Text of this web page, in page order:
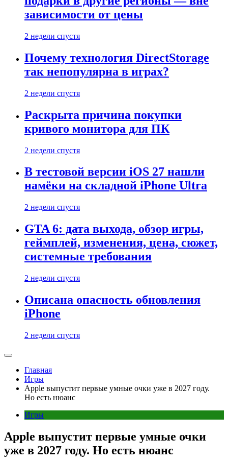
зависимости от цены
2 недели спустя
Почему технология DirectStorage
так непопулярна в играх?
2 недели спустя
Раскрыта причина покупки
кривого монитора для ПК
2 недели спустя
В тестовой версии iOS 27 нашли
намёки на складной iPhone Ultra
2 недели спустя
GTA 6: дата выхода, обзор игры,
геймплей, изменения, цена, сюжет,
системные требования
2 недели спустя
Описана опасность обновления
iPhone
2 недели спустя
Главная
Игры
Apple выпустит первые умные очки уже в 2027 году.
Но есть нюанс
Игры
Apple выпустит первые умные очки
уже в 2027 году. Но есть нюанс